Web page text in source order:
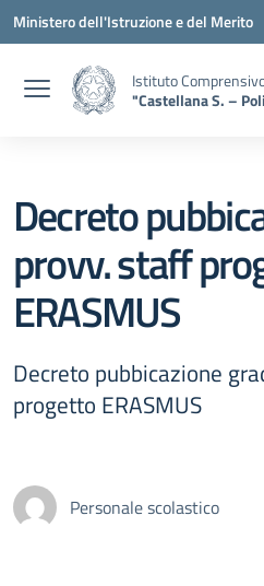
Vai ai contenuti
Vai al menu di navigazione
Vai al footer
Ministero dell'Istruzione e del Merito
Istituto
"Castellana S. –
Decreto
provv. staff
ERASMUS
Decreto pubbicazione
progetto ERASMUS
Personale scolastico